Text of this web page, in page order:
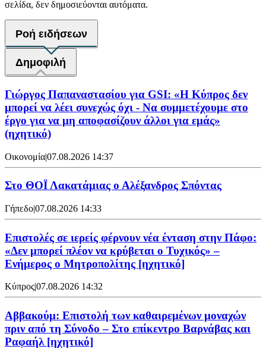
σελίδα, δεν δημοσιεύονται αυτόματα.
Ροή ειδήσεων
Δημοφιλή
Γιώργος Παπαναστασίου για GSI: «Η Κύπρος δεν
μπορεί να λέει συνεχώς όχι - Να συμμετέχουμε στο
έργο για να μη αποφασίζουν άλλοι για εμάς»
(ηχητικό)
Οικονομία|07.08.2026 14:37
Στο ΘΟΪ Λακατάμιας ο Αλέξανδρος Σπόντας
Γήπεδο|07.08.2026 14:33
Επιστολές σε ιερείς φέρνουν νέα ένταση στην Πάφο:
«Δεν μπορεί πλέον να κρύβεται ο Τυχικός» –
Ενήμερος ο Μητροπολίτης [ηχητικό]
Κύπρος07.08.2026 14:32
Αββακούμ: Επιστολή των καθαιρεμένων μοναχών
πριν από τη Σύνοδο – Στο επίκεντρο Βαρνάβας και
Ραφαήλ [ηχητικό]